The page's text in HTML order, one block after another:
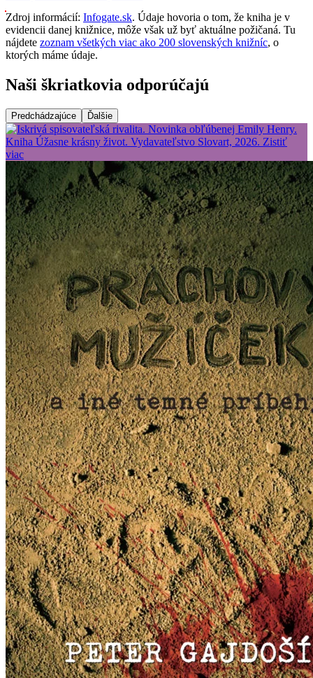
Zdroj informácií: Infogate.sk. Údaje hovoria o tom, že kniha je v
evidencii danej knižnice, môže však už byť aktuálne požičaná. Tu
nájdete zoznam všetkých viac ako 200 slovenských knižníc, o
ktorých máme údaje.
Naši škriatkovia odporúčajú
Predchádzajúce Ďalšie